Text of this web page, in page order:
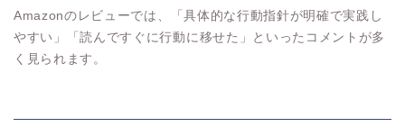
Amazonのレビューでは、「具体的な行動指針が明確で実践し
やすい」「読んですぐに行動に移せた」といったコメントが多
く見られます。